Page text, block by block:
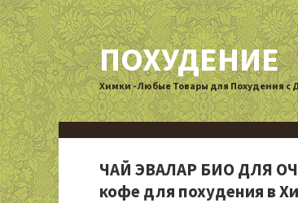
ПОХУДЕНИЕ
Химки - Любые Товары для Похудения с
ЧАЙ ЭВАЛАР БИО ДЛЯ
кофе для похудения в